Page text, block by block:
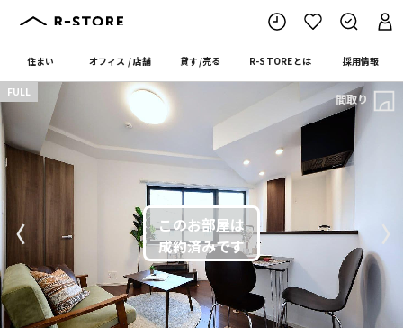
住まい オフィス /店舗 貸す/売る R-STOREとは 採用情報
〈 〉
FULL 間取り